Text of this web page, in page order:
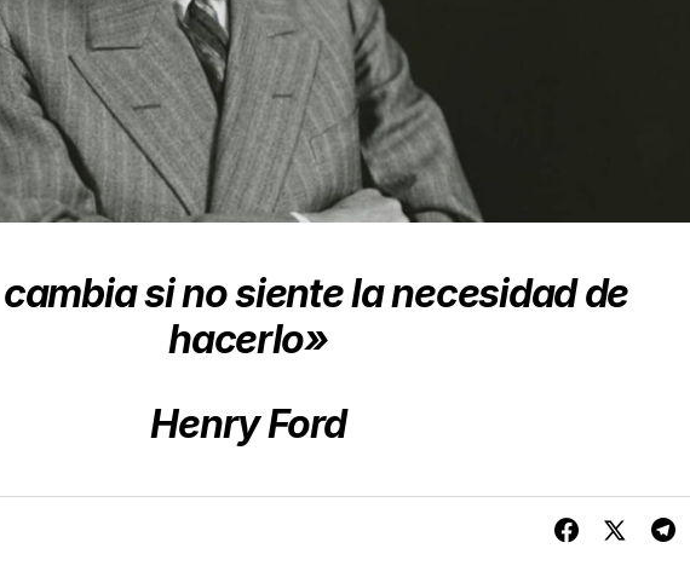
si no siente la necesidad de
hacerlo»
Henry Ford